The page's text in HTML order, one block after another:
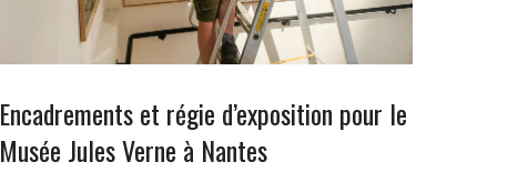
Encadrements et régie d’exposition pour le
Musée Jules Verne à Nantes